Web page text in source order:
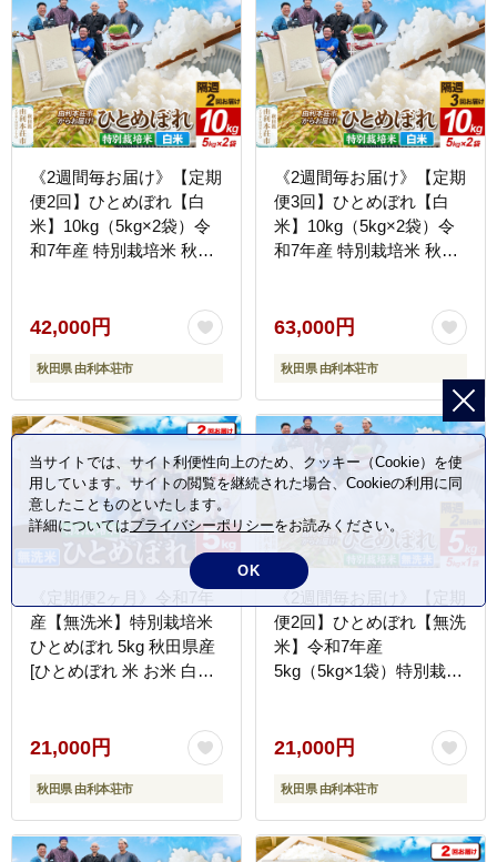
《2週間毎お届け》【定期
便2回】ひとめぼれ【白
米】10kg（5kg×2袋）令
和7年産 特別栽培米 秋田
ランド米 食卓 おにぎり
42,000円
秋田県 由利本荘市
《2週間毎お届け》【定期
便3回】ひとめぼれ【白
米】10kg（5kg×2袋）令
和7年産 特別栽培米 秋田
ランド米 食卓 おにぎり
63,000円
秋田県 由利本荘市
《定期便2ヶ月》令和7年
産【無洗米】特別栽培米
ひとめぼれ 5kg 秋田県産
[ひとめぼれ 米 お米 白米
秋田県 由利本荘市]
21,000円
秋田県 由利本荘市
《2週間毎お届け》【定期
便2回】ひとめぼれ【無洗
米】令和7年産
5kg（5kg×1袋）特別栽培
米 ブランド米 食卓 おに
21,000円
秋田県 由利本荘市
当サイトでは、サイト利便性向上のため、クッキー（Cookie）を使
用しています。サイトの閲覧を継続された場合、Cookieの利用に同
意したことものといたします。
詳細についてはプライバシーポリシーをお読みください。
OK